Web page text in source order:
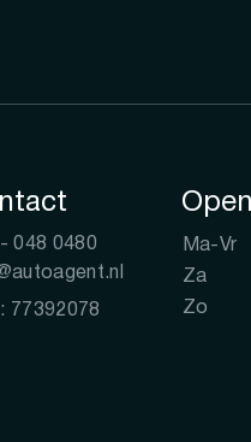
048 0480
77392078
Ma-Vr
Za
Zo